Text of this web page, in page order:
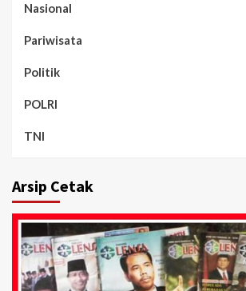
Nasional
Pariwisata
Politik
POLRI
TNI
Arsip Cetak